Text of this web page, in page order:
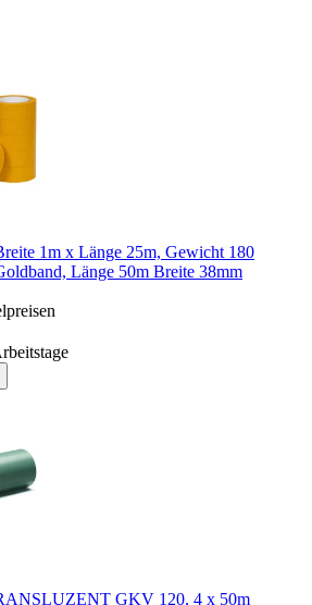
1m x Länge 25m, Gewicht 180
Länge 50m Breite 38mm
GKV 120, 4 x 50m